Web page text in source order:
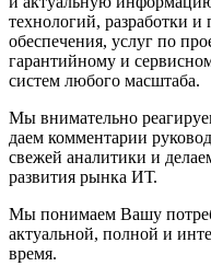
технологий, разработки
обеспечения, услуг по
гарантийному и
систем любого масштаба.
Мы внимательно
даем комментарии
свежей аналитики и
развития рынка ИТ.
Мы понимаем Вашу
актуальной, полной и
время.